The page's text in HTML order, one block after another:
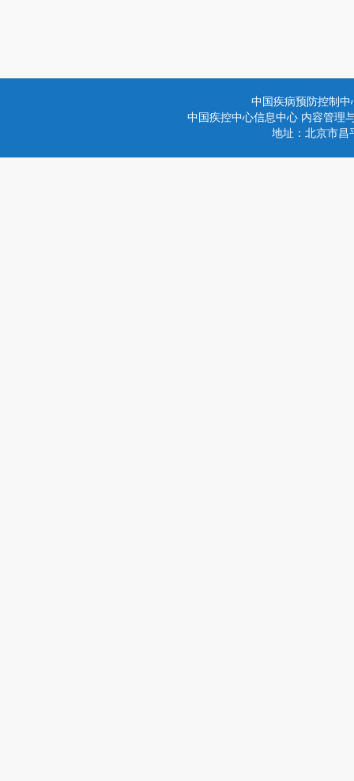
中国疾病预防控制
中国疾控中心信息中心 内容管理
地址：北京市昌